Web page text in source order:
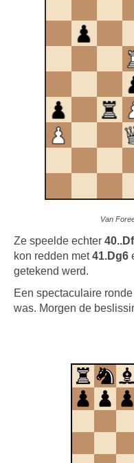
Van
Ze speelde echter
kon redden met41.Dg6
getekend werd.
Een spectaculaire
was. Morgen de